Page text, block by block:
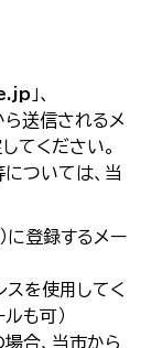
」、
ら送信されるメ
てください。
ついては、当
に登録するメー
スを使用してく
も可）
合、当市から